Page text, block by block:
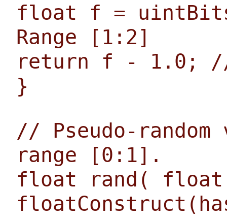
float f =
Range [1:2]
return f - 1.0; //
}
// Pseudo-
range [0:1].
float rand(